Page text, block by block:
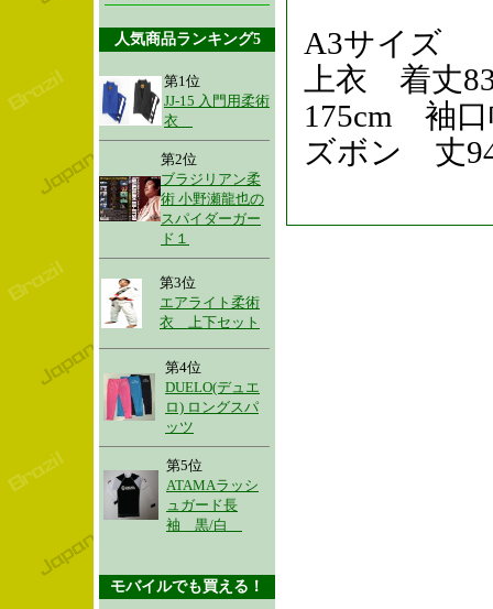
人気商品ランキング5
第1位
JJ-15 入門用柔術
衣
第2位
ブラジリアン柔
術 小野瀬龍也の
スパイダーガー
ド１
第3位
エアライト柔術
衣 上下セット
第4位
DUELO(デュエ
ロ) ロングスパ
ッツ
第5位
ATAMAラッシ
ュガード長
袖 黒/白
モバイルでも買える！
A3サイズ
上衣 着丈
175cm 袖口
ズボン 丈